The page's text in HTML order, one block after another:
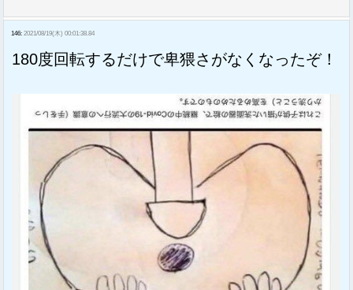
146: 2021/08/19(木) 00:01:38.84
180度回転するだけで卑猥さがなくなったぞ！